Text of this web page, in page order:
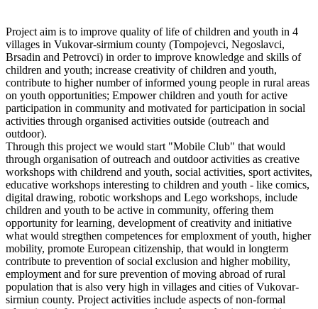
Project aim is to improve quality of life of children and youth in 4
villages in Vukovar-sirmium county (Tompojevci, Negoslavci,
Brsadin and Petrovci) in order to improve knowledge and skills of
children and youth; increase creativity of children and youth,
contribute to higher number of informed young people in rural areas
on youth opportunities; Empower children and youth for active
participation in community and motivated for participation in social
activities through organised activities outside (outreach and
outdoor).
Through this project we would start "Mobile Club" that would
through organisation of outreach and outdoor activities as creative
workshops with childrend and youth, social activities, sport activites,
educative workshops interesting to children and youth - like comics,
digital drawing, robotic workshops and Lego workshops, include
children and youth to be active in community, offering them
opportunity for learning, development of creativity and initiative
what would stregthen competences for emploxment of youth, higher
mobility, promote European citizenship, that would in longterm
contribute to prevention of social exclusion and higher mobility,
employment and for sure prevention of moving abroad of rural
population that is also very high in villages and cities of Vukovar-
sirmiun county. Project activities include aspects of non-formal